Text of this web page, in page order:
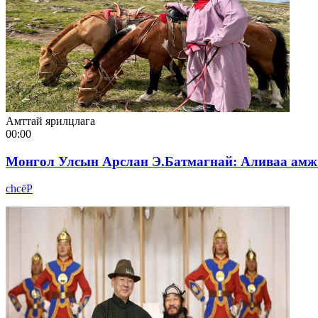
Амттай ярилцлага
00:00
Монгол Улсын Арслан Э.Батмагнай: Аливаа
chcёР